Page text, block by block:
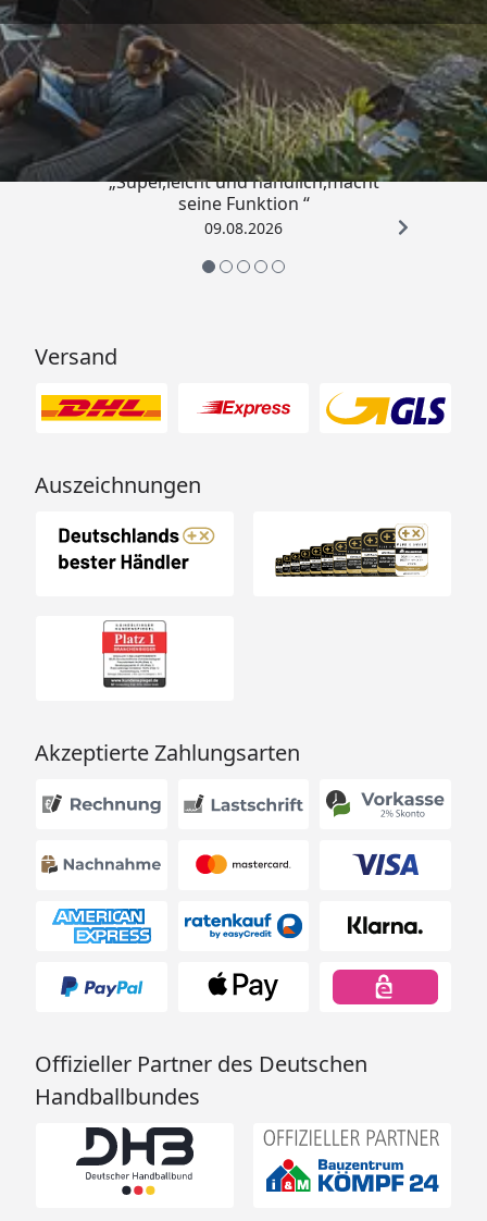
Trusted Shops
4,81/ 5
„Super,leicht und handlich,macht
seine Funktion “
09.08.2026
Versand
Auszeichnungen
Akzeptierte Zahlungsarten
Offizieller Partner des Deutschen
Handballbundes